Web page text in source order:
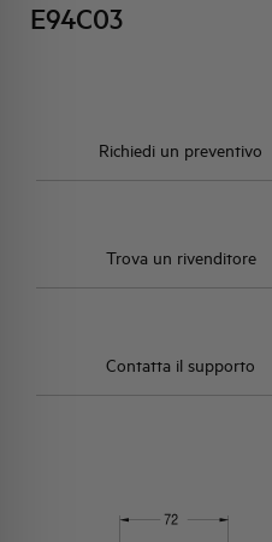
E94C03
Richiedi un preventivo
Trova un rivenditore
Contatta il supporto